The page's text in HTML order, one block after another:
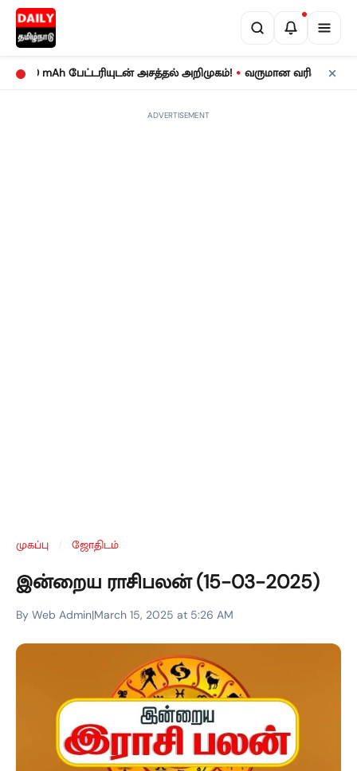
பேட்டரியுடன் அசத்தல் அறிமுகம்! • வருமான வரிக் கணக்குத்
ADVERTISEMENT
முகப்பு ஜோதிடம்
இன்றைய ராசிபலன் (15-03-2025)
By Web Admin|March 15, 2025 at 5:26 AM